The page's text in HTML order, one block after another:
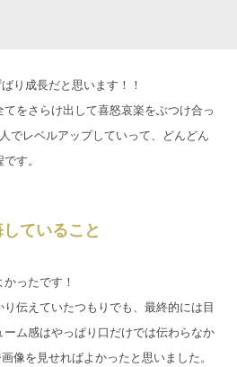
り成長だと思います！！
をさらけ出して喜怒哀楽をぶつけ合っ
でレベルアップしていって、どんどん
す。
ていること
ったです！
伝えていたつもりでも、最終的には目
ム感はやっぱり口だけでは伝わらなか
像を見せればよかったと思いました。